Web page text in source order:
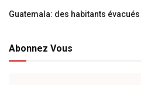
Guatemala: des habitants
Abonnez Vous